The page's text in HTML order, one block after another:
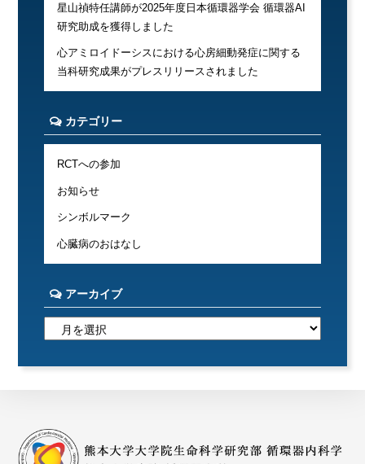
星山禎特任講師が2025年度日本循環器学会 循環器AI
研究助成を獲得しました
心アミロイドーシスにおける心房細動発症に関する
当科研究成果がプレスリリースされました
カテゴリー
RCTへの参加
お知らせ
シンボルマーク
心臓病のおはなし
アーカイブ